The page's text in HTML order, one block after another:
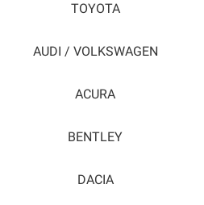
TOYOTA
AUDI / VOLKSWAGEN
ACURA
BENTLEY
DACIA